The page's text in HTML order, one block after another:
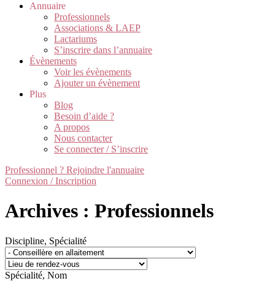
Annuaire
Professionnels
Associations & LAEP
Lactariums
S’inscrire dans l’annuaire
Évènements
Voir les évènements
Ajouter un évènement
Plus
Blog
Besoin d’aide ?
A propos
Nous contacter
Se connecter / S’inscrire
Professionnel ? Rejoindre l'annuaire
Connexion / Inscription
Archives : Professionnels
Discipline, Spécialité
Spécialité, Nom